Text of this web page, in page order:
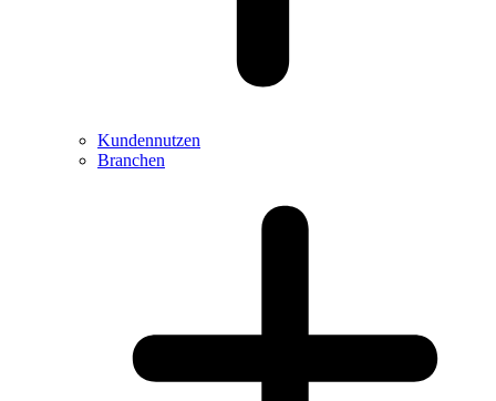
Kundennutzen
Branchen